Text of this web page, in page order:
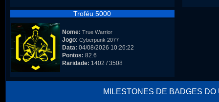
Troféu 5000
Nome: True Warrior
Jogo: Cyberpunk 2077
Data: 04/08/2026 10:26:22
Pontos: 82.6
Raridade: 1402 / 3508
MILESTONES DE BADGES DO